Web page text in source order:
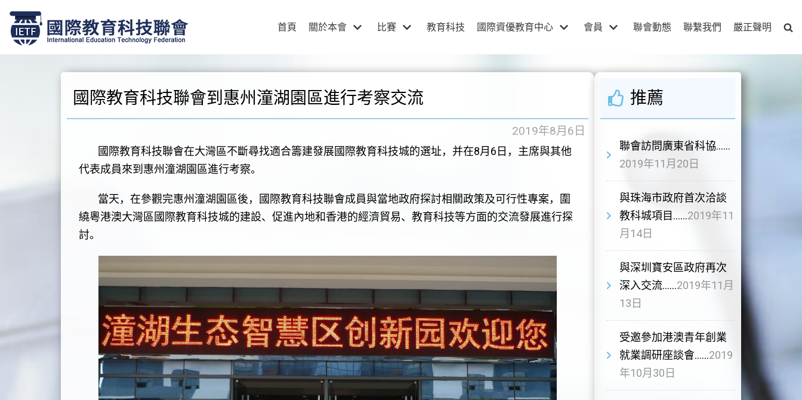
跳
至
首頁 關於本會 比賽 教育科技 國際資優教育中心 會員 聯會動態 聯繫我們 嚴正聲明
國際教育科技聯會到惠州潼湖園區進行考察交流
2019年8月6日
國際教育科技聯會在大灣區不斷尋找適合籌建發展國際教育科技城的選址，并在8月6日，主席與其他
代表成員來到惠州潼湖園區進行考察。
當天，在參觀完惠州潼湖園區後，國際教育科技聯會成員與當地政府探討相關政策及可行性專案，圍
繞粵港澳大灣區國際教育科技城的建設、促進內地和香港的經濟貿易、教育科技等方面的交流發展進行探
討。
推薦
聯會訪問廣東省科協……
2019年11月20日
與珠海市政府首次洽談
教科城項目……2019年11
月14日
與深圳寶安區政府再次
深入交流……2019年11月
13日
受邀參加港澳青年創業
就業調研座談會……2019
年10月30日